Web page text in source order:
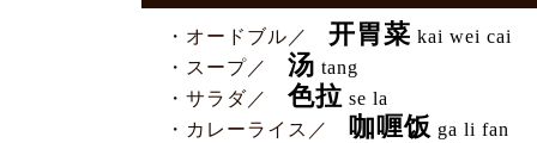
・オードブル／ 开胃菜 kai wei cai
・スープ／
汤 tang
・サラダ／
色拉 se la
・カレーライス／
咖喱饭 ga li fan